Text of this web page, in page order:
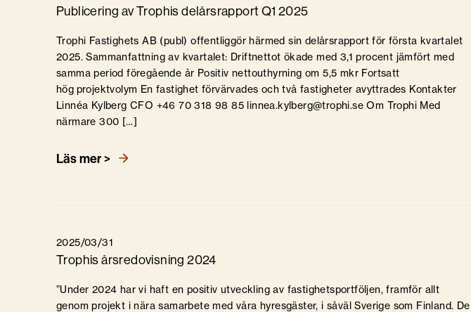
Publicering av Trophis delårsrapport Q1 2025
Trophi Fastighets AB (publ) offentliggör härmed sin delårsrapport för första kvartalet
2025. Sammanfattning av kvartalet: Driftnettot ökade med 3,1 procent jämfört med
samma period föregående år Positiv nettouthyrning om 5,5 mkr Fortsatt
hög projektvolym En fastighet förvärvades och två fastigheter avyttrades Kontakter
Linnéa Kylberg CFO +46 70 318 98 85 linnea.kylberg@trophi.se Om Trophi Med
närmare 300 […]
Läs mer >
2025/03/31
Trophis årsredovisning 2024
”Under 2024 har vi haft en positiv utveckling av fastighetsportföljen, framför allt
genom projekt i nära samarbete med våra hyresgäster, i såväl Sverige som Finland. De